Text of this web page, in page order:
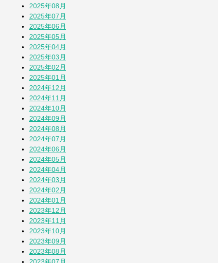
そら豆
「おばさん」は何歳まで？
2025年08月
2025年07月
2025年06月
2025年05月
2025年04月
2025年03月
2025年02月
2025年01月
2024年12月
2024年11月
2024年10月
2024年09月
2024年08月
2024年07月
2024年06月
2024年05月
2024年04月
2024年03月
2024年02月
2024年01月
2023年12月
2023年11月
2023年10月
2023年09月
2023年08月
2023年07月